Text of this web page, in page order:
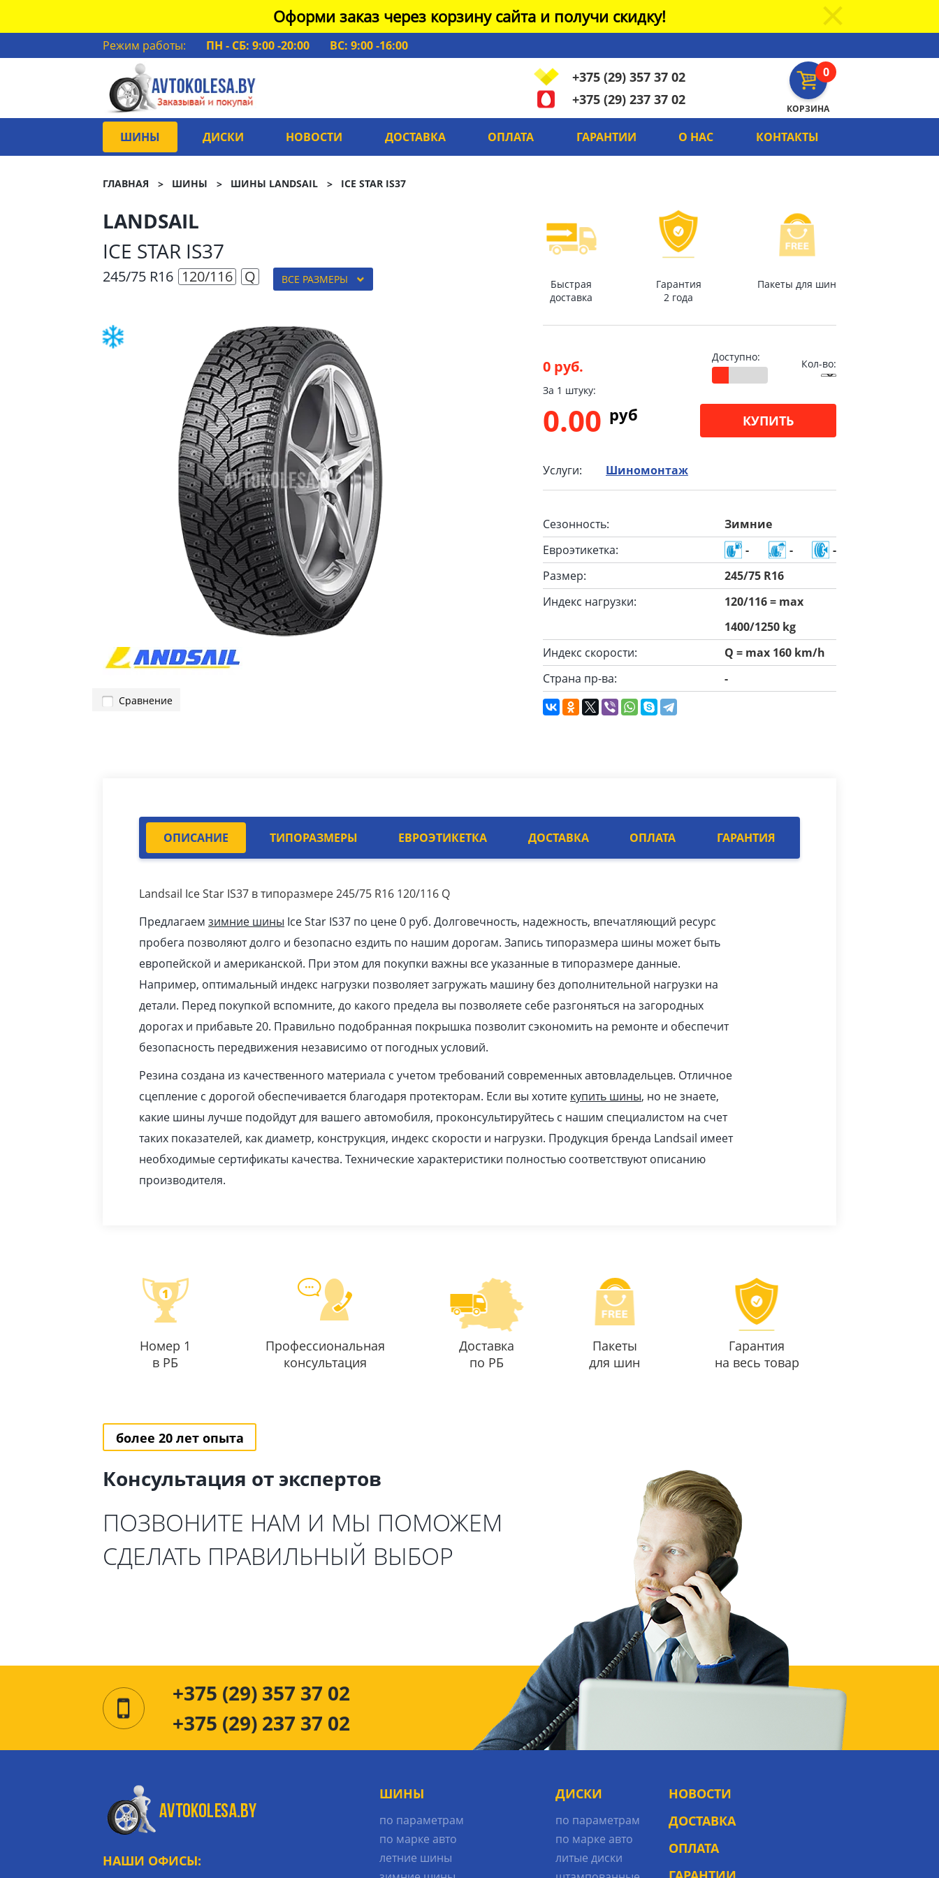
Оформи заказ через корзину сайта и получи скидку!
Режим работы: ПН - СБ: 9:00 -20:00
ВС: 9:00 -16:00
0
КОРЗИНА
+375 (29) 357 37 02
+375 (29) 237 37 02
ШИНЫ ДИСКИ НОВОСТИ ДОСТАВКА ОПЛАТА ГАРАНТИИ О НАС КОНТАКТЫ
ГЛАВНАЯ ШИНЫ ШИНЫ LANDSAIL ICE STAR IS37
LANDSAIL
ICE STAR IS37
245/75 R16 120/116 Q ВСЕ РАЗМЕРЫ
Сравнение
Быстрая
доставка
Гарантия
2 года
Пакеты для шин
0 руб.
Доступно:
Кол-во:
За 1 штуку:
0.00 pуб КУПИТЬ
Услуги: Шиномонтаж
Сезонность:
Зимние
Евроэтикетка:
- -
-
Размер:
245/75 R16
Индекс нагрузки:
120/116 = max
1400/1250 kg
Индекс скорости:
Q = max 160 km/h
Страна пр-ва:
-
ОПИСАНИЕ ТИПОРАЗМЕРЫ ЕВРОЭТИКЕТКА ДОСТАВКА ОПЛАТА ГАРАНТИЯ
Landsail Ice Star IS37 в типоразмере 245/75 R16 120/116 Q
Предлагаем зимние шины Ice Star IS37 по цене 0 руб. Долговечность, надежность, впечатляющий ресурс
пробега позволяют долго и безопасно ездить по нашим дорогам. Запись типоразмера шины может быть
европейской и американской. При этом для покупки важны все указанные в типоразмере данные.
Например, оптимальный индекс нагрузки позволяет загружать машину без дополнительной нагрузки на
детали. Перед покупкой вспомните, до какого предела вы позволяете себе разгоняться на загородных
дорогах и прибавьте 20. Правильно подобранная покрышка позволит сэкономить на ремонте и обеспечит
безопасность передвижения независимо от погодных условий.
Резина создана из качественного материала с учетом требований современных автовладельцев. Отличное
сцепление с дорогой обеспечивается благодаря протекторам. Если вы хотите купить шины, но не знаете,
какие шины лучше подойдут для вашего автомобиля, проконсультируйтесь с нашим специалистом на счет
таких показателей, как диаметр, конструкция, индекс скорости и нагрузки. Продукция бренда Landsail имеет
необходимые сертификаты качества. Технические характеристики полностью соответствуют описанию
производителя.
Номер 1
в РБ
Профессиональная
консультация
Доставка
по РБ
Пакеты
для шин
Гарантия
на весь товар
более 20 лет опыта
Консультация от экспертов
ПОЗВОНИТЕ НАМ И МЫ ПОМОЖЕМ
СДЕЛАТЬ ПРАВИЛЬНЫЙ ВЫБОР
+375 (29) 357 37 02
+375 (29) 237 37 02
НАШИ ОФИСЫ:
ШИНЫ
по параметрам
по марке авто
летние шины
ДИСКИ
по параметрам
по марке авто
литые диски
НОВОСТИ
ДОСТАВКА
ОПЛАТА